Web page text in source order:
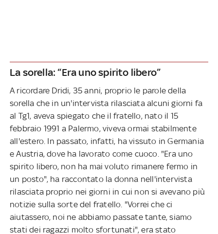
La sorella: “Era uno spirito libero”
A ricordare Dridi, 35 anni, proprio le parole della
sorella che in un'intervista rilasciata alcuni giorni fa
al Tg1, aveva spiegato che il fratello, nato il 15
febbraio 1991 a Palermo, viveva ormai stabilmente
all'estero. In passato, infatti, ha vissuto in Germania
e Austria, dove ha lavorato come cuoco. "Era uno
spirito libero, non ha mai voluto rimanere fermo in
un posto", ha raccontato la donna nell'intervista
rilasciata proprio nei giorni in cui non si avevano più
notizie sulla sorte del fratello. "Vorrei che ci
aiutassero, noi ne abbiamo passate tante, siamo
stati dei ragazzi molto sfortunati", era stato